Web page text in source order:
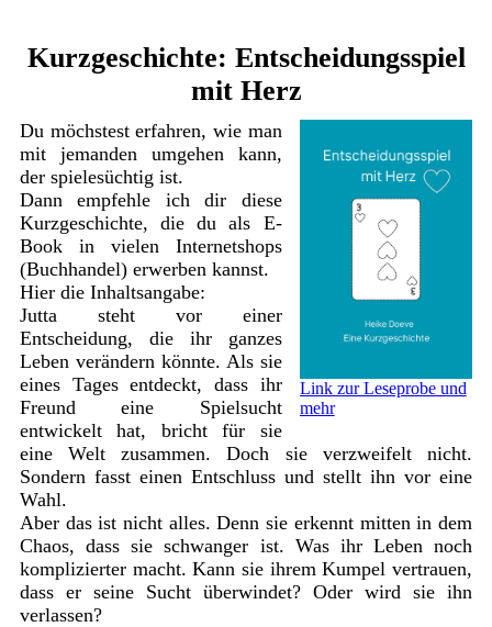
Kurzgeschichte: Entscheidungsspiel
mit Herz
Link zur Leseprobe und
mehr
Du möchstest erfahren, wie man
mit jemanden umgehen kann,
der spielesüchtig ist.
Dann empfehle ich dir diese
Kurzgeschichte, die du als E-
Book in vielen Internetshops
(Buchhandel) erwerben kannst.
Hier die Inhaltsangabe:
Jutta steht vor einer
Entscheidung, die ihr ganzes
Leben verändern könnte. Als sie
eines Tages entdeckt, dass ihr
Freund eine Spielsucht
entwickelt hat, bricht für sie
eine Welt zusammen. Doch sie verzweifelt nicht.
Sondern fasst einen Entschluss und stellt ihn vor eine
Wahl.
Aber das ist nicht alles. Denn sie erkennt mitten in dem
Chaos, dass sie schwanger ist. Was ihr Leben noch
komplizierter macht. Kann sie ihrem Kumpel vertrauen,
dass er seine Sucht überwindet? Oder wird sie ihn
verlassen?